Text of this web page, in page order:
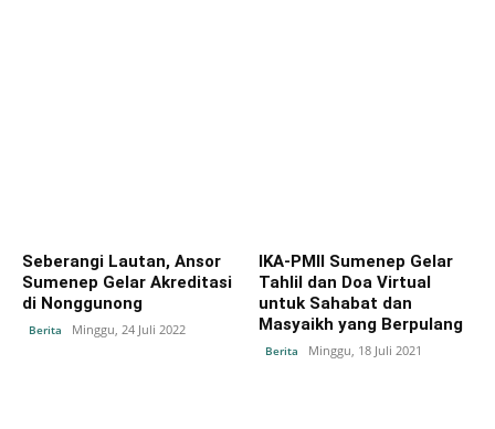
Seberangi Lautan, Ansor
Sumenep Gelar Akreditasi
di Nonggunong
Berita Minggu, 24 Juli 2022
IKA-PMII Sumenep Gelar
Tahlil dan Doa Virtual
untuk Sahabat dan
Masyaikh yang Berpulang
Berita Minggu, 18 Juli 2021